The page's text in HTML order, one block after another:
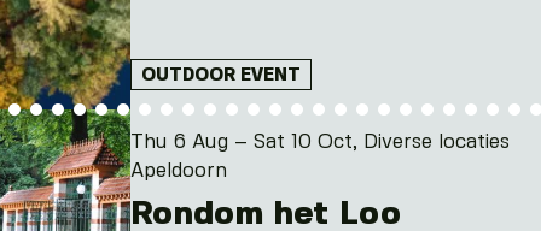
OUTDOOR EVENT
Thu 6 Aug – Sat 10 Oct, Diverse locaties
Apeldoorn
Rondom het Loo